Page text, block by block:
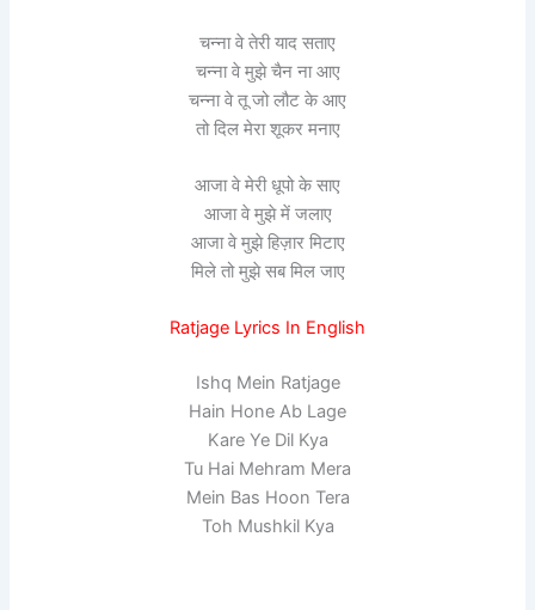
चन्ना वे तेरी याद सताए
चन्ना वे मुझे चैन ना आए
चन्ना वे तू जो लौट के आए
तो दिल मेरा शूकर मनाए
आजा वे मेरी धूपो के साए
आजा वे मुझे में जलाए
आजा वे मुझे हिज़ार मिटाए
मिले तो मुझे सब मिल जाए
Ratjage Lyrics In English
Ishq Mein Ratjage
Hain Hone Ab Lage
Kare Ye Dil Kya
Tu Hai Mehram Mera
Mein Bas Hoon Tera
Toh Mushkil Kya